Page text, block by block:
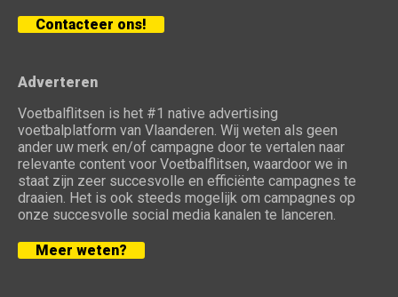
Contacteer ons!
Adverteren
Voetbalflitsen is het #1 native advertising
voetbalplatform van Vlaanderen. Wij weten als geen
ander uw merk en/of campagne door te vertalen naar
relevante content voor Voetbalflitsen, waardoor we in
staat zijn zeer succesvolle en efficiënte campagnes te
draaien. Het is ook steeds mogelijk om campagnes op
onze succesvolle social media kanalen te lanceren.
Meer weten?